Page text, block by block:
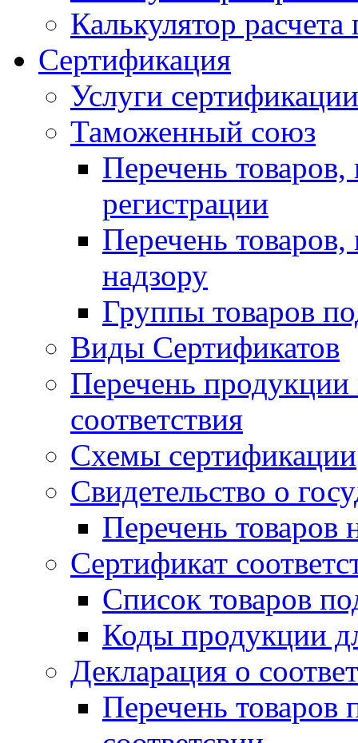
Калькулятор
Сертификация
Услуги сертификации
Таможенный союз
Перечень
регистрации
Перечень
надзору
Группы товаров
Виды Сертификатов
Перечень
соответствия
Схемы сертификации
Свидетельство о
Перечень
Сертификат
Список товаров
Коды продукции
Декларация о
Перечень